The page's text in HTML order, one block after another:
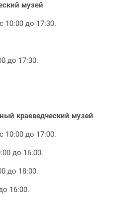
музей
10:00 до 17:30.
до 17:30.
краеведческий музей
10:00 до 17:00.
до 16:00.
до 18:00.
16:00.